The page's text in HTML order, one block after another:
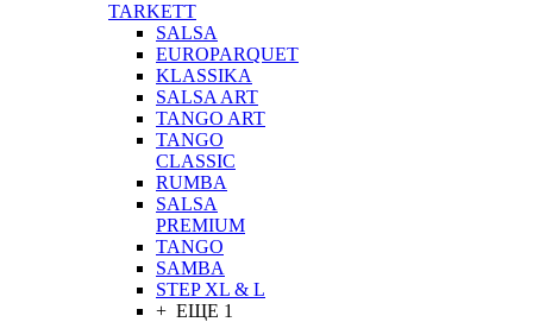
TARKETT
SALSA
EUROPARQUET
KLASSIKA
SALSA ART
TANGO ART
TANGO
CLASSIC
RUMBA
SALSA
PREMIUM
TANGO
SAMBA
STEP XL & L
+ ЕЩЕ 1